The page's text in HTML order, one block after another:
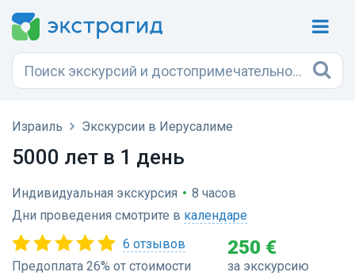
Израиль Экскурсии в Иерусалиме
5000 лет в 1 день
Индивидуальная экскурсия • 8 часов
Дни проведения смотрите в календаре
6 отзывов
Предоплата 26% от стоимости
250 €
за экскурсию